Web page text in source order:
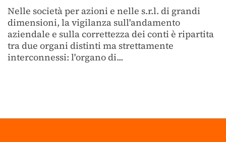
Nelle società per azioni e nelle s.r.l. di grandi
dimensioni, la vigilanza sull'andamento
aziendale e sulla correttezza dei conti è ripartita
tra due organi distinti ma strettamente
interconnessi: l'organo di...